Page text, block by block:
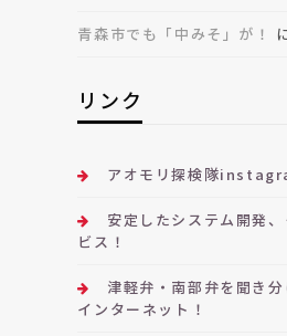
青森市でも「中みそ」が！
リンク
アオモリ探検隊
安定したシステム開発
ビス！
津軽弁・南部弁を聞き
インターネット！